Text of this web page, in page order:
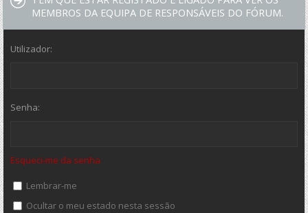
MEMBROS DA EQUIPA DE RESPONSÁVEIS DO FÓRUM.
Utilizador:
Senha:
Esqueci-me da senha
Lembrar-me
Ocultar o meu estado nesta sessão